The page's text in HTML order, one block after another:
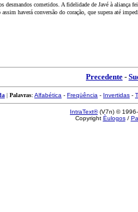
cometidos. A fidelidade de Javé à
haverá conversão do coração, que supera até
Precedente -
| Palavras: Alfabética - Freqüência - Invertidas -
IntraText®(V7n) ©
Copyright Èulogos/